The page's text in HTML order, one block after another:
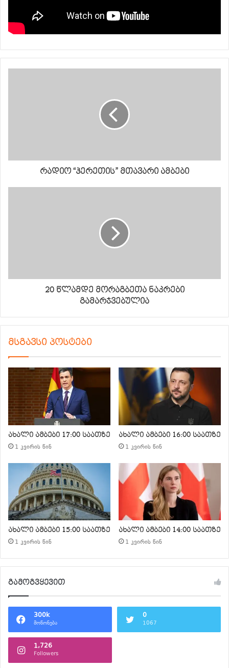
რადიო “ჰერეთის” მთავარი ამბები
20 წლამდე მორაგბეთა ნაკრები
გამარჯვებულია
მსგავსი პოსტები
ახალი ამბები 17:00 საათზე
1 კვირის წინ
ახალი ამბები 16:00 საათზე
1 კვირის წინ
ახალი ამბები 15:00 საათზე
1 კვირის წინ
ახალი ამბები 14:00 საათზე
1 კვირის წინ
გამოგვყევით
300k
მოწონება
0
1067
1,726
Followers